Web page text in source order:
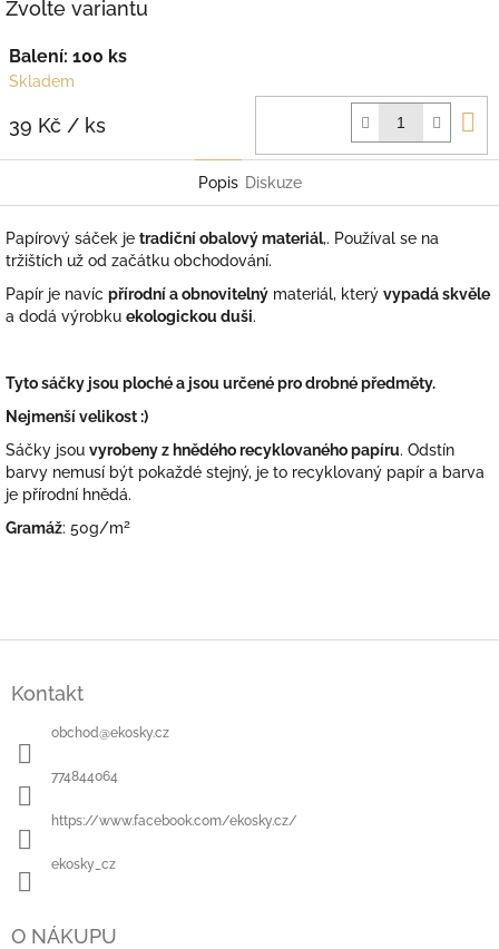
Zvolte variantu
Balení: 100 ks
Skladem
39 Kč / ks
Popis Diskuze
Papírový sáček je tradiční obalový materiál,. Používal se na
tržištích už od začátku obchodování.
Papír je navíc přírodní a obnovitelný materiál, který vypadá skvěle
a dodá výrobku ekologickou duši.
Tyto sáčky jsou ploché a jsou určené pro drobné předměty.
Nejmenší velikost :)
Sáčky jsou vyrobeny z hnědého recyklovaného papíru. Odstín
barvy nemusí být pokaždé stejný, je to recyklovaný papír a barva
je přírodní hnědá.
Gramáž: 50g/m2
Kontakt
obchod@ekosky.cz
774844064
https://www.facebook.com/ekosky.cz/
ekosky_cz
O NÁKUPU